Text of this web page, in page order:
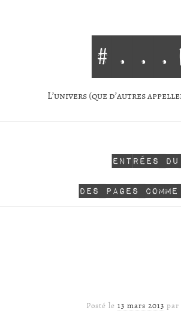
L’univers (que d’autres
Entrées
Des pages
Posté le 13 mars 2013 par